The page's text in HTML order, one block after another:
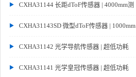
CXHA31144 长距dToF传感器 | 4000mm测
CXHA31143SD 微型dToF传感器 | 1000mm
CXHA31142 光学导航传感器 | 超低功耗
CXHA31141 光学皇冠传感器 | 超低功耗